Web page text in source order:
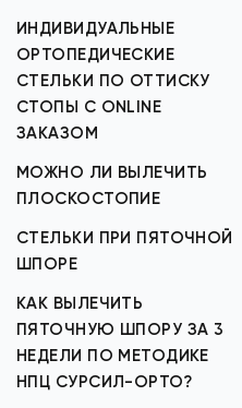
ИНДИВИДУАЛЬНЫЕ
ОРТОПЕДИЧЕСКИЕ
СТЕЛЬКИ ПО ОТТИСКУ
СТОПЫ С ONLINE
ЗАКАЗОМ
МОЖНО ЛИ ВЫЛЕЧИТЬ
ПЛОСКОСТОПИЕ
СТЕЛЬКИ ПРИ ПЯТОЧНОЙ
ШПОРЕ
КАК ВЫЛЕЧИТЬ
ПЯТОЧНУЮ ШПОРУ ЗА 3
НЕДЕЛИ ПО МЕТОДИКЕ
НПЦ СУРСИЛ-ОРТО?